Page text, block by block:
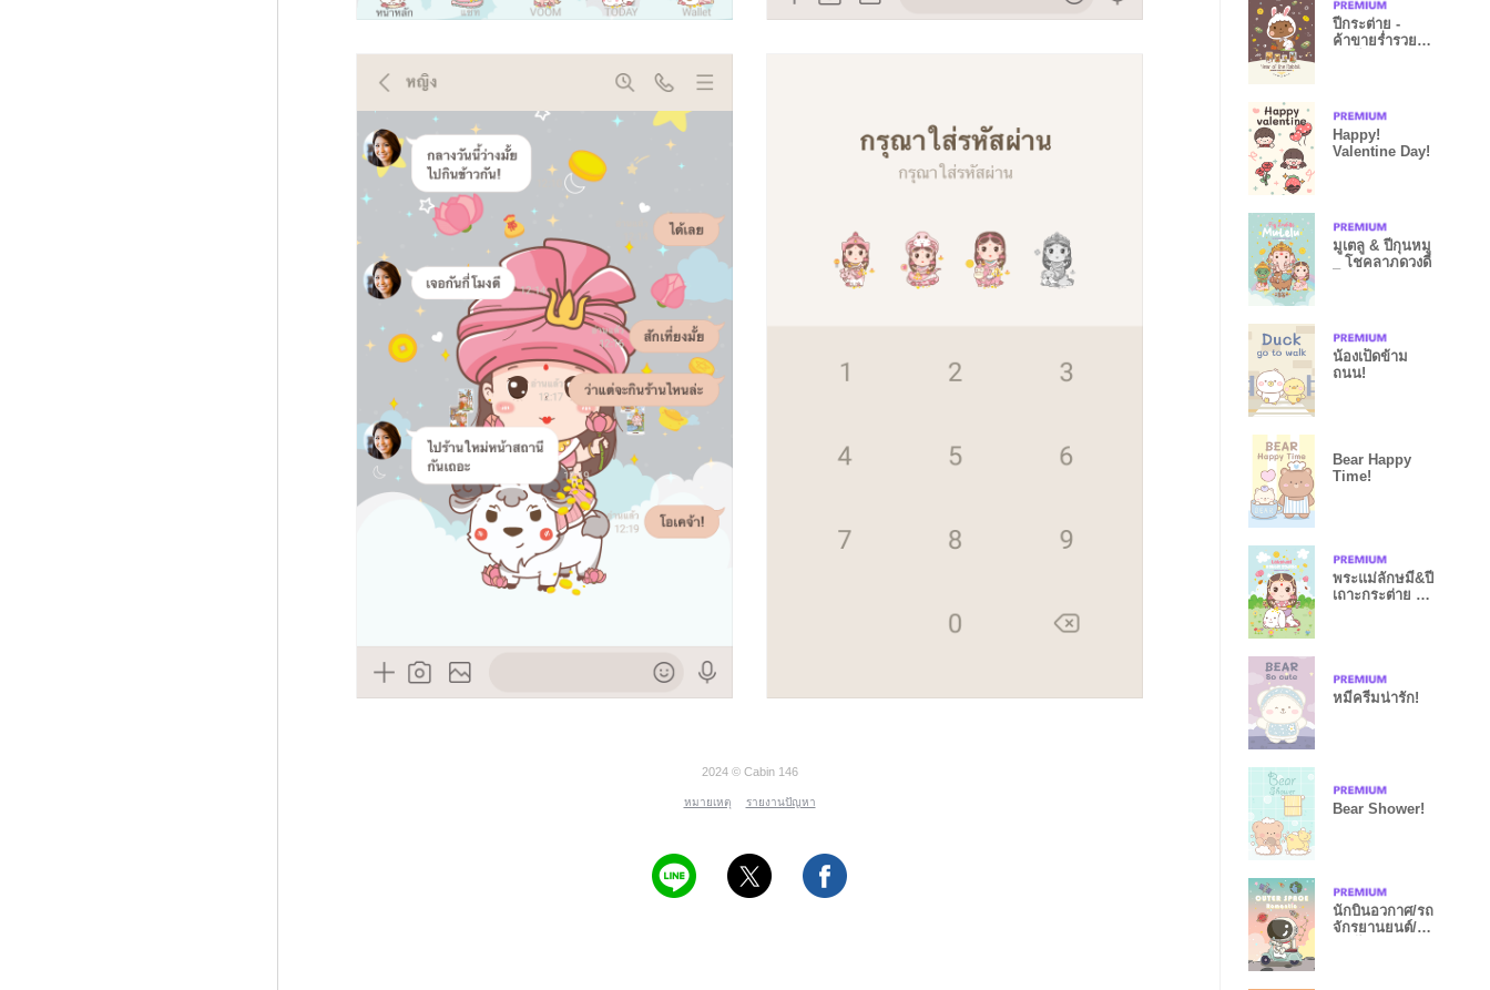
2024 © Cabin 146
หมายเหตุ รายงานปัญหา
ปีกระต่าย -
ค้าขายร่ำรวย
Happy!
Valentine Day!
มูเตลู & ปีกุนหมู
_ โชคลาภดวงดี
น้องเป็ดข้าม
ถนน!
Bear Happy
Time!
พระแม่ลักษมี&ปี
เถาะกระต่าย x
หมีครีมน่ารัก!
Bear Shower!
นักบินอวกาศ/รถ
จักรยานยนต์/